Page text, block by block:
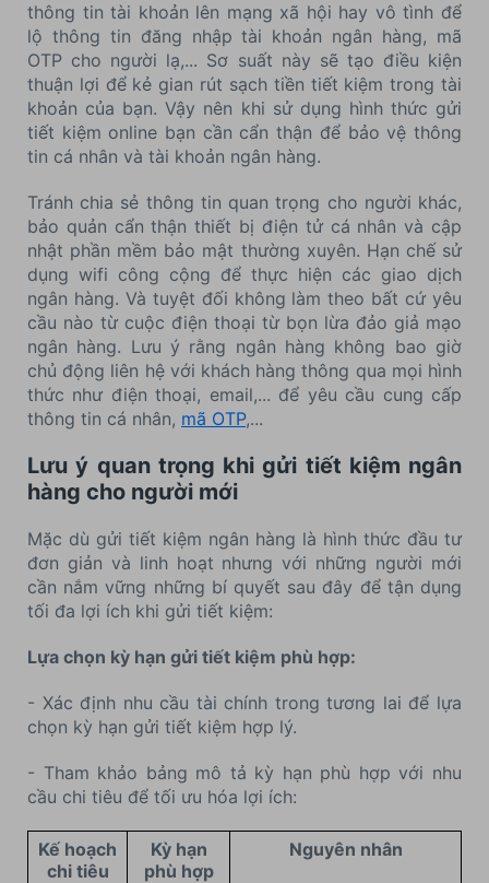
thông tin tài khoản lên mạng xã hội hay vô tình để
lộ thông tin đăng nhập tài khoản ngân hàng, mã
OTP cho người lạ,... Sơ suất này sẽ tạo điều kiện
thuận lợi để kẻ gian rút sạch tiền tiết kiệm trong tài
khoản của bạn. Vậy nên khi sử dụng hình thức gửi
tiết kiệm online bạn cần cẩn thận để bảo vệ thông
tin cá nhân và tài khoản ngân hàng.
Tránh chia sẻ thông tin quan trọng cho người khác,
bảo quản cẩn thận thiết bị điện tử cá nhân và cập
nhật phần mềm bảo mật thường xuyên. Hạn chế sử
dụng wifi công cộng để thực hiện các giao dịch
ngân hàng. Và tuyệt đối không làm theo bất cứ yêu
cầu nào từ cuộc điện thoại từ bọn lừa đảo giả mạo
ngân hàng. Lưu ý rằng ngân hàng không bao giờ
chủ động liên hệ với khách hàng thông qua mọi hình
thức như điện thoại, email,... để yêu cầu cung cấp
thông tin cá nhân, mã OTP,...
Lưu ý quan trọng khi gửi tiết kiệm ngân
hàng cho người mới
Mặc dù gửi tiết kiệm ngân hàng là hình thức đầu tư
đơn giản và linh hoạt nhưng với những người mới
cần nắm vững những bí quyết sau đây để tận dụng
tối đa lợi ích khi gửi tiết kiệm:
Lựa chọn kỳ hạn gửi tiết kiệm phù hợp:
- Xác định nhu cầu tài chính trong tương lai để lựa
chọn kỳ hạn gửi tiết kiệm hợp lý.
- Tham khảo bảng mô tả kỳ hạn phù hợp với nhu
cầu chi tiêu để tối ưu hóa lợi ích:
Kế hoạch
chi tiêu
Kỳ hạn
phù hợp
Nguyên nhân